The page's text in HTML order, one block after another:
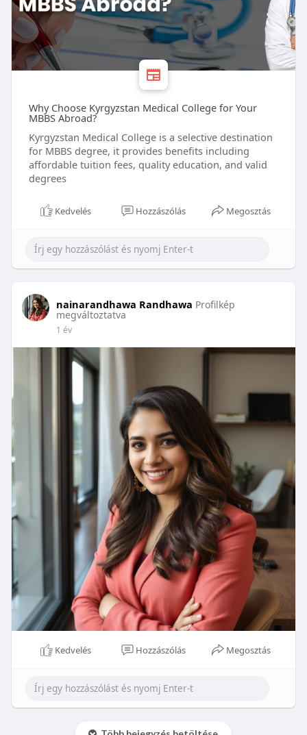
Why Choose Kyrgyzstan Medical College for Your
MBBS Abroad?
Kyrgyzstan Medical College is a selective destination
for MBBS degree, it provides benefits including
affordable tuition fees, quality education, and valid
degrees
Kedvelés Hozzászólás Megosztás
nainarandhawa Randhawa Profilkép
megváltoztatva
1 év
Kedvelés Hozzászólás Megosztás